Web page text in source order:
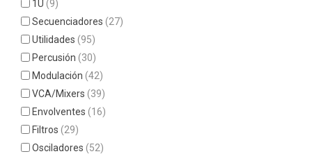
1U(9)
Secuenciadores(27)
Utilidades(95)
Percusión(30)
Modulación(42)
VCA/Mixers(39)
Envolventes(16)
Filtros(29)
Osciladores(52)